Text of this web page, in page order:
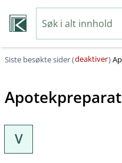
Siste besøkte sider (deaktiver)
V